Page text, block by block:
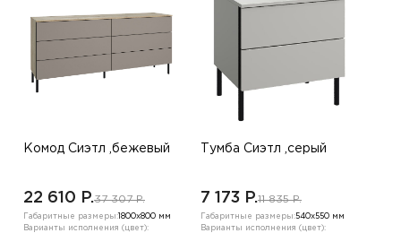
Комод Сиэтл ,бежевый
22 610 P.37 307 P.
Габаритные размеры: 1800х800 мм
Варианты исполнения (цвет):
Тумба Сиэтл ,серый
7 173 P.11 835 P.
Габаритные размеры:540х550 мм
Варианты исполнения (цвет):